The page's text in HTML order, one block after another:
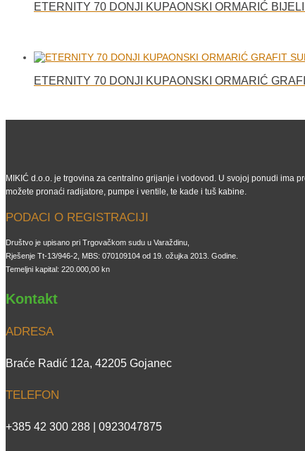
ETERNITY 70 DONJI KUPAONSKI ORMARIĆ
ETERNITY 70 DONJI KUPAONSKI ORMARIĆ
MIKIĆ d.o.o. je trgovina za centralno grijanje i vodovod. U svojoj ponudi ima
možete pronaći radijatore, pumpe i ventile, te kade i tuš kabine.
PODACI O REGISTRACIJI
Društvo je upisano pri Trgovačkom sudu u Varaždinu,
Rješenje Tt-13/946-2, MBS: 070109104 od 19. ožujka 2013. Godine.
Temeljni kapital: 220.000,00 kn
Kontakt
ADRESA
Braće Radić 12a, 42205 Gojanec
TELEFON
+385 42 300 288 | 0923047875